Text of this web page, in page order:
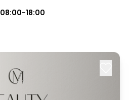
08:00-18:00